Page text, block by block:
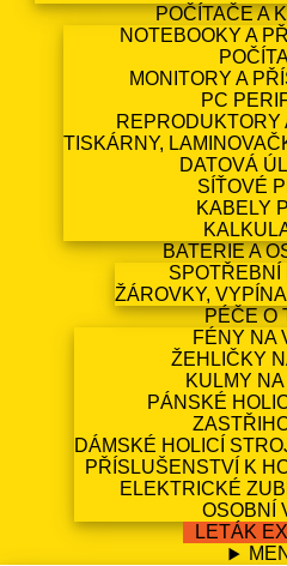
POČÍTAČE A
NOTEBOOKY A
MONITORY A
PC
TISKÁRNY,
DATOVÁ
SÍŤOVÉ
KABELY
BATERIE A
SPOTŘEBNÍ
ŽÁROVKY,
PÉČE O
FÉNY NA
ŽEHLIČKY
KULMY
PÁNSKÉ
DÁMSKÉ HOLICÍ
PŘÍSLUŠENSTVÍ K
ELEKTRICKÉ
OSOBNÍ
LETÁK